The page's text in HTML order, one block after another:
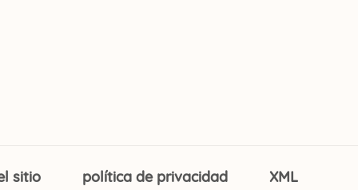
sitio política de privacidad XML